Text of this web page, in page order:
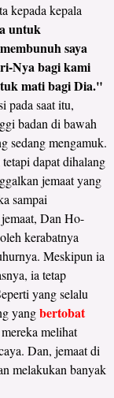
kepada kepala
untuk
saya
Nya bagi kami
mati bagi Dia."
pada saat itu,
badan di bawah
sedang mengamuk.
dapat dihalang
jemaat yang
sampai
Dan Ho-
kerabatnya
Meskipun ia
ia tetap
yang selalu
yangbertobat
melihat
Dan, jemaat di
melakukan banyak